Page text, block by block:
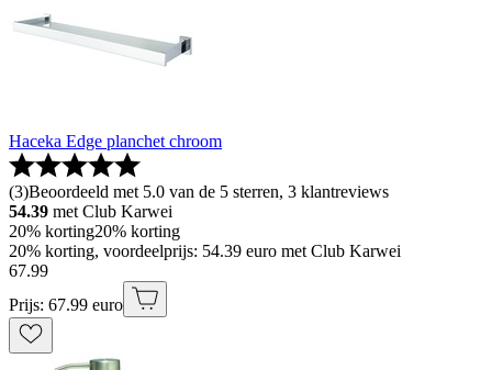
Haceka Edge planchet chroom
(3)Beoordeeld met 5.0 van de 5 sterren, 3 klantreviews
54.39 met Club Karwei
20% korting20% korting
20% korting, voordeelprijs: 54.39 euro met Club Karwei
67.99
Prijs: 67.99 euro